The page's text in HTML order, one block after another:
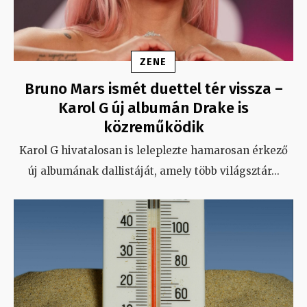
ZENE
Bruno Mars ismét duettel tér vissza –
Karol G új albumán Drake is
közreműködik
Karol G hivatalosan is leleplezte hamarosan érkező
új albumának dallistáját, amely több világsztár...